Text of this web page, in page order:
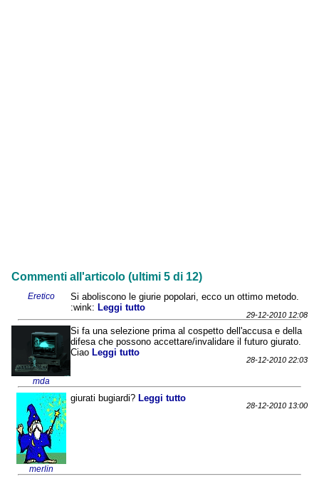
Commenti all'articolo (ultimi 5 di 12)
Eretico
Si aboliscono le giurie popolari, ecco un ottimo metodo.
:wink: Leggi tutto
29-12-2010 12:08
mda
Si fa una selezione prima al cospetto dell'accusa e della
difesa che possono accettare/invalidare il futuro giurato.
Ciao Leggi tutto
28-12-2010 22:03
merlin
giurati bugiardi?Leggi tutto
28-12-2010 13:00